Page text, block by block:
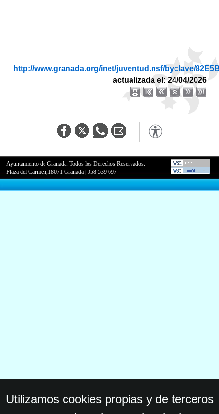
http://www.granada.org/inet/juventud.nsf/byclave/
actualizada el: 24/04/2026
Ayuntamiento de Granada. Todos los Derechos Reservados.
Plaza del Carmen,18071 Granada |958 539 697
Utilizamos cookies propias y de terceros